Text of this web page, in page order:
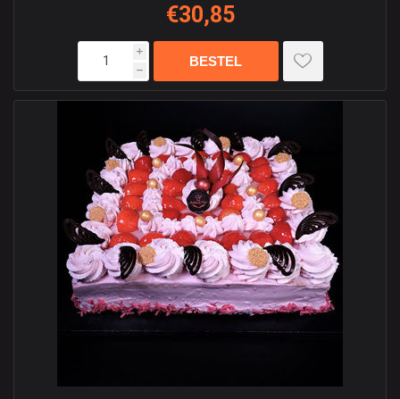
€30,85
i
h